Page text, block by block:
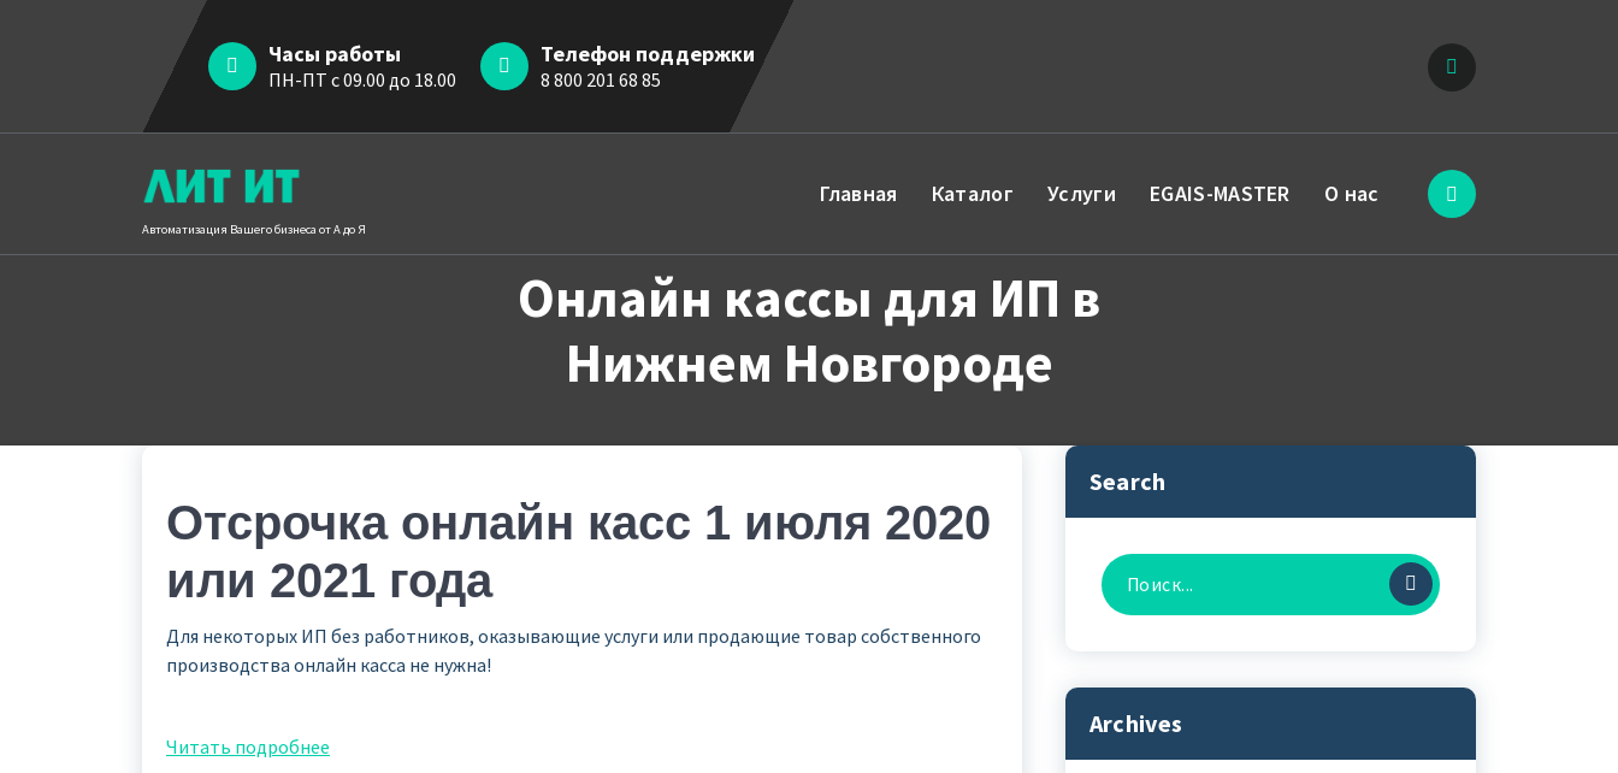
Часы работы
ПН-ПТ с 09.00 до 18.00
Телефон поддержки
8 800 201 68 85
Автоматизация Вашего бизнеса от А до Я
Главная Каталог Услуги EGAIS-MASTER О нас
Онлайн кассы для ИП в
Нижнем Новгороде
Отсрочка онлайн касс 1 июля 2020
или 2021 года
Для некоторых ИП без работников, оказывающие услуги или продающие товар собственного
производства онлайн касса не нужна!
Читать подробнее
Search
Найти:
Archives